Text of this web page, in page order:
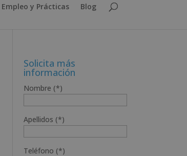
Empleo y Prácticas Blog
Solicita más
información
Nombre (*)
Apellidos (*)
Teléfono (*)